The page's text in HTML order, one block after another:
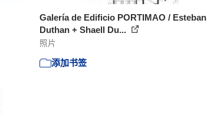
Galería de Edificio PORTIMAO / Esteban
Duthan + Shaell Du...
照片
添加书签